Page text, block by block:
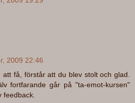
2009 22:46
att få, förstår att du blev stolt och glad.
fortfarande går på "ta-emot-kursen"
feedback.